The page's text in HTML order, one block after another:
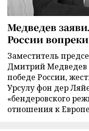
Медведев
России
Заместитель
Дмитрий Медведев
победе России,
Урсулу фон дер
«бендеровского
отношения к